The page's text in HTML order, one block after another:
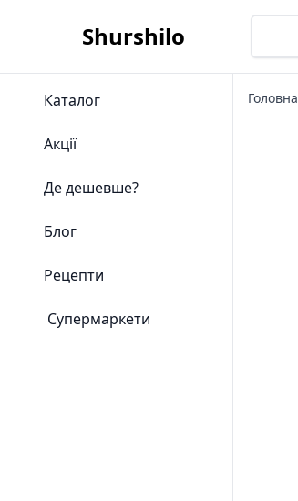
Shurshilo
Каталог
Акції
Де дешевше?
Блог
Рецепти
Супермаркети
Головна